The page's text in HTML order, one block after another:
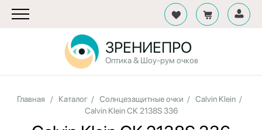
ЗРЕНИЕПРО
Оптика & Шоу-рум очков
Главная / Каталог / Солнцезащитные очки / Calvin Klein /
Calvin Klein CK 2138S 336